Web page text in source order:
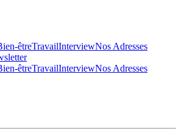
êtreTravailInterviewNos Adresses
êtreTravailInterviewNos Adresses